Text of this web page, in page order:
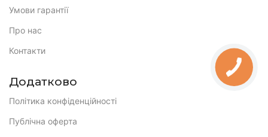
Умови гарантії
Про нас
Контакти
Додатково
Політика конфіденційності
Публічна оферта